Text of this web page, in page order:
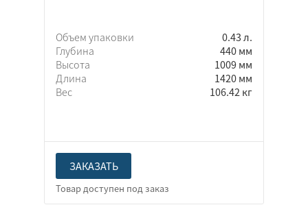
Объем упаковки
0.43 л.
Глубина
440 мм
Высота
1009 мм
Длина
1420 мм
Вес
106.42 кг
ЗАКАЗАТЬ